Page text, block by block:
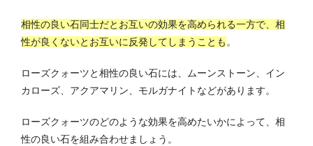
相性の良い石同士だとお互いの効果を高められる一方で、相
性が良くないとお互いに反発してしまうことも。
ローズクォーツと相性の良い石には、ムーンストーン、イン
カローズ、アクアマリン、モルガナイトなどがあります。
ローズクォーツのどのような効果を高めたいかによって、相
性の良い石を組み合わせましょう。